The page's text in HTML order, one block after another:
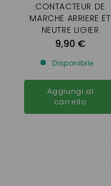
CONTACTEUR DE
MARCHE ARRIERE ET
NEUTRE LIGIER
NOVA,XTOO,XTOO2,XT
ALBIZIA,ABACA,ALOES
ROXSY ,XHEOS
9,90 €
Disponibile
Aggiungi al
carrello